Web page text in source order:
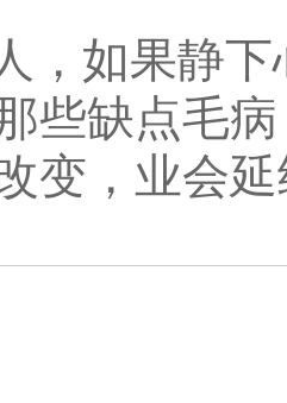
，如果静
些缺点毛
变，业会